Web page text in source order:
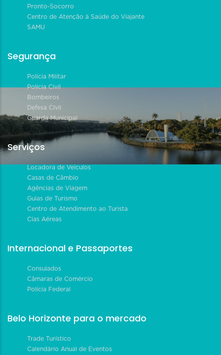
Pronto-Socorro
Centro de Atenção à Saúde do Viajante
SAMU
Segurança
Polícia Militar
Polícia Civil
Bombeiros
Defesa Civil
Guarda Municipal
Serviços
Locadora de Veículos
Casas de Câmbio
Agências de Viagem
Guias de Turismo
Centro de Atendimento ao Turista
Cias Aéreas
Internacional e Passaportes
Consulados
Câmaras de Comércio
Polícia Federal
Belo Horizonte para o mercado
Trade Turístico
Calendário Anual de Eventos